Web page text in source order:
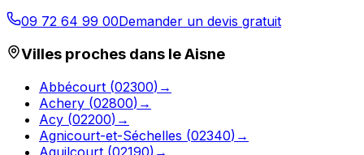
09 72 64 99 00Demander un devis gratuit
Villes proches dans leAisne
Abbécourt (02300) →
Achery (02800) →
Acy (02200) →
Agnicourt-et-Séchelles (02340) →
Aguilcourt (02190) →